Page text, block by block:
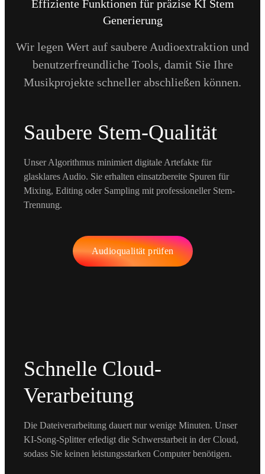
Effiziente Funktionen für präzise KI Stem
Generierung
Wir legen Wert auf saubere Audioextraktion und
benutzerfreundliche Tools, damit Sie Ihre
Musikprojekte schneller abschließen können.
Saubere Stem-Qualität
Unser Algorithmus minimiert digitale Artefakte für
glasklares Audio. Sie erhalten einsatzbereite Spuren für
Mixing, Editing oder Sampling mit professioneller Stem-
Trennung.
Audioqualität prüfen
Schnelle Cloud-
Verarbeitung
Die Dateiverarbeitung dauert nur wenige Minuten. Unser
KI-Song-Splitter erledigt die Schwerstarbeit in der Cloud,
sodass Sie keinen leistungsstarken Computer benötigen.